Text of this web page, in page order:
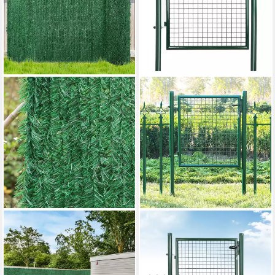
CORADOMA
Sichtschutzzaunmatten
Künstliche Hecke Sichtschutz
Zaun für Balkon, Terrasse,
Gartentor Gartentür,
Gartentür, verzinkter Stahl,
abschließbar, 106 x 90 cm